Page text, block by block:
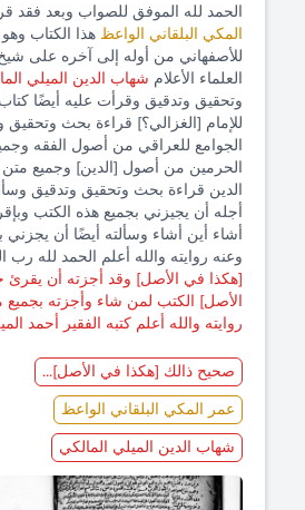
الحمد لله الموفق للصواب وبعد فقد
المكي البلقاني الواعظ هذا الكتاب
للأصفهاني من أوله إلى آخره على
العلماء الأعلام شهاب الدين الميلي
وتحقيق وتدقيق وقرأت عليه أيضًا
للإمام [الغزالي؟] قراءة بحث
الجوامع للعراقي من أصول الفقه
الحرمين من أصول [الدين] وجميع
الدين قراءة بحث وتحقيق وتدقيق
أجله أن يجيزني بجميع هذه الكتب
أشاء أين أشاء وسألته أيضًا أن يجزني
وعنه روايته والله أعلم الحمد لله رب
[هكذا في الأصل] وقد أجزته أن يقرئ
الأصل] الكتب لمن شاء وأجزته
روايته والله أعلم كتبه الفقير أحمد
صحيح ذالك [هكذا في الأصل]...
عمر المكي البلقاني الواعظ
شهاب الدين الميلي المالكي